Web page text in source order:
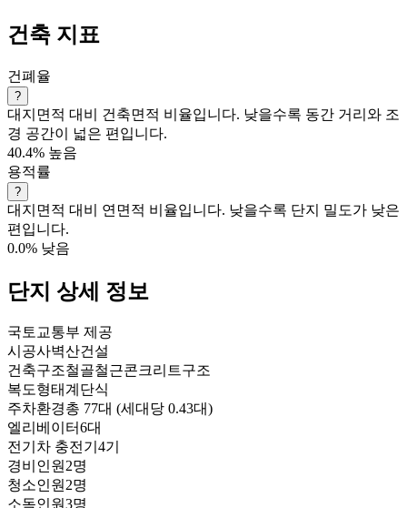
건축 지표
건폐율
?
대지면적 대비 건축면적 비율입니다. 낮을수록 동간 거리와 조
경 공간이 넓은 편입니다.
40.4% 높음
용적률
?
대지면적 대비 연면적 비율입니다. 낮을수록 단지 밀도가 낮은
편입니다.
0.0% 낮음
단지 상세 정보
국토교통부 제공
시공사벽산건설
건축구조철골철근콘크리트구조
복도형태계단식
주차환경총 77대 (세대당 0.43대)
엘리베이터6대
전기차 충전기 4기
경비인원2명
청소인원2명
소독인원3명